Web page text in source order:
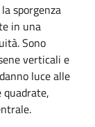
sporgenza
in una
Sono
verticali e
luce alle